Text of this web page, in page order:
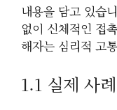
내용을 담고 있습
없이 신체적인 접
해자는 심리적 고
1.1 실제 사례